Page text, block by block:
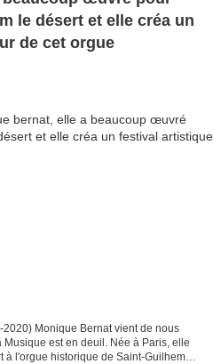
le désert et elle créa un
de cet orgue
Monique Bernat vient de nous
est en deuil. Née à Paris, elle
l'orgue historique de Saint-Guilhem-le